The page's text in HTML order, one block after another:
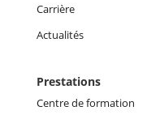
Carrière
Actualités
Prestations
Centre de formation